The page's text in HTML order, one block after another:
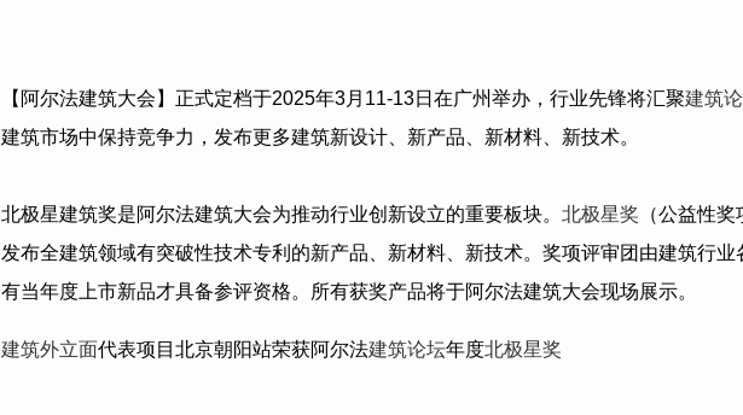
【阿尔法建筑大会】正式定档于2025年3月 11-13日在广州举办，行业先锋将汇聚建筑
建筑市场中保持竞争力，发布更多建筑新设计、新产品、新材料、新技术。
北极星建筑奖是阿尔法建筑大会为推动行业创新设立的重要板块。 北极星奖 （公益性
发布全建筑领域有突破性技术专利的新产品、新材料、新技术。奖项评审团由建筑行业
有当年度上市新品才具备参评资格。所有获奖产品将于阿尔法建筑大会现场展示。
建筑外立面代表项目北京朝阳站荣获阿尔法建筑论坛年度北极星奖